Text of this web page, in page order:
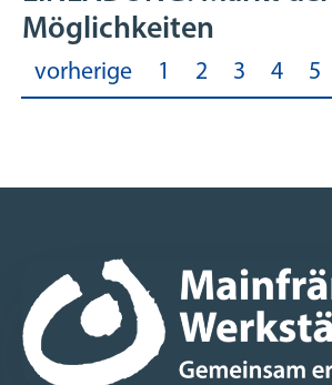
Möglichkeiten
vorherige 1 2 3 4 5